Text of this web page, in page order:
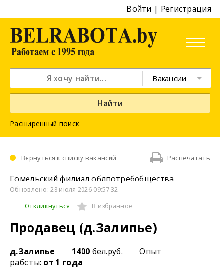
Войти | Регистрация
Вакансии
Найти
Расширенный поиск
Вернуться к списку вакансий Распечатать
Гомельский филиал облпотребобщества
Обновлено: 28 июля 2026 09:57:32
Откликнуться
В избранное
Продавец (д.Залипье)
д.Залипье 1400 бел.руб.
Опыт
работы: от 1 года